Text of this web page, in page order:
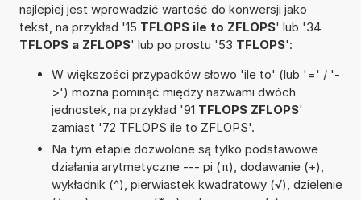
najlepiej jest wprowadzić wartość do konwersji jako
tekst, na przykład '15 TFLOPS ile to ZFLOPS' lub '34
TFLOPS a ZFLOPS' lub po prostu '53 TFLOPS':
W większości przypadków słowo 'ile to' (lub '=' / '-
>') można pominąć między nazwami dwóch
jednostek, na przykład '91 TFLOPS ZFLOPS'
zamiast '72 TFLOPS ile to ZFLOPS'.
Na tym etapie dozwolone są tylko podstawowe
działania arytmetyczne --- pi (π), dodawanie (+),
wykładnik (^), pierwiastek kwadratowy (√), dzielenie